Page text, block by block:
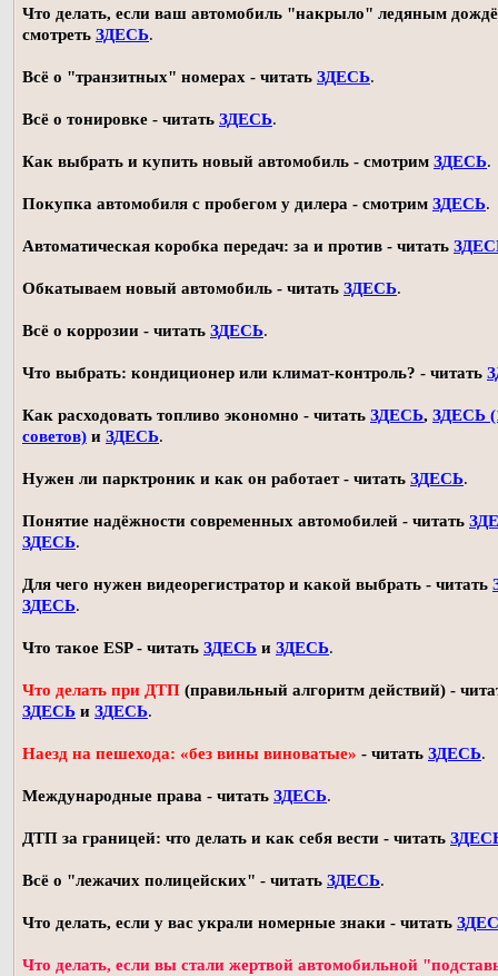
Что делать, если ваш автомобиль "накрыло" ледяным
смотреть ЗДЕСЬ.
Всё о "транзитных" номерах - читать ЗДЕСЬ.
Всё о тонировке - читать ЗДЕСЬ.
Как выбрать и купить новый автомобиль - смотрим ЗДЕСЬ.
Покупка автомобиля с пробегом у дилера - смотрим ЗДЕСЬ.
Автоматическая коробка передач: за и против - читать
Обкатываем новый автомобиль - читать ЗДЕСЬ.
Всё о коррозии - читать ЗДЕСЬ.
Что выбрать: кондиционер или климат-контроль? - читать
Как расходовать топливо экономно - читать ЗДЕСЬ, ЗДЕСЬ
советов) и ЗДЕСЬ.
Нужен ли парктроник и как он работает - читать ЗДЕСЬ.
Понятие надёжности современных автомобилей - читать
ЗДЕСЬ.
Для чего нужен видеорегистратор и какой выбрать - читать
ЗДЕСЬ.
Что такое ESP - читать ЗДЕСЬ и ЗДЕСЬ.
Что делать при ДТП (правильный алгоритм действий) -
ЗДЕСЬ и ЗДЕСЬ.
Наезд на пешехода: «без вины виноватые» - читать ЗДЕСЬ.
Международные права - читать ЗДЕСЬ.
ДТП за границей: что делать и как себя вести - читать
Всё о "лежачих полицейских" - читать ЗДЕСЬ.
Что делать, если у вас украли номерные знаки - читать
Что делать, если вы стали жертвой автомобильной